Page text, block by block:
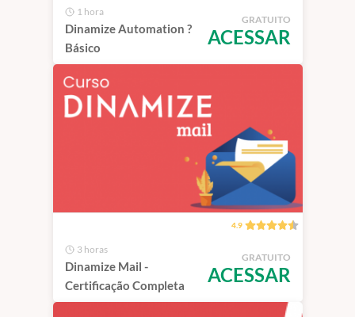
1 hora
Dinamize Automation ?
Básico
GRATUITO
ACESSAR
4.9
3 horas
Dinamize Mail -
Certificação Completa
GRATUITO
ACESSAR